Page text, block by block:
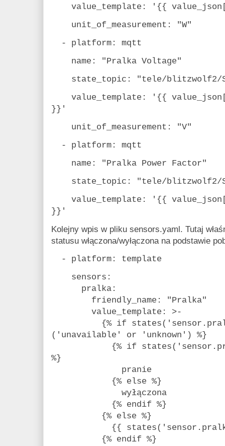
value_template: '{{
unit_of_measurement: "W"
- platform: mqtt
name: "Pralka Voltage"
state_topic: "tele/blitzwolf2/
value_template: '{{
}}'
unit_of_measurement: "V"
- platform: mqtt
name: "Pralka Power Factor"
state_topic: "tele/blitzwolf2/
value_template: '{{
}}'
Kolejny wpis w pliku sensors.yaml. Tutaj
statusu włączona/wyłączona na podstawie
- platform: template
sensors:
pralka:
friendly_name: "Pralka"
value_template: >-
{% if
('unavailable' or 'unknown') %}
{% if
%}
pranie
{% else %}
wyłączona
{% endif %}
{% else %}
{{
{% endif %}